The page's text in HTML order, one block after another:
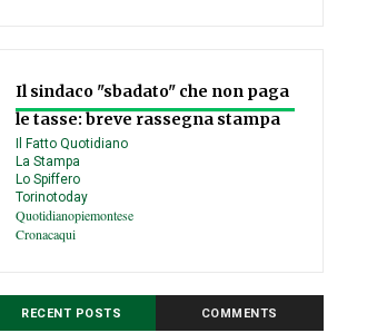
Il sindaco "sbadato" che non paga
le tasse: breve rassegna stampa
Il Fatto Quotidiano
La Stampa
Lo Spiffero
Torinotoday
Quotidianopiemontese
Cronacaqui
RECENT POSTS COMMENTS